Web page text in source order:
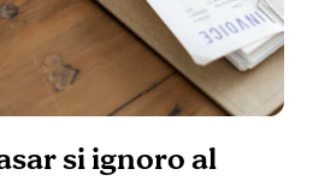
si ignoro al